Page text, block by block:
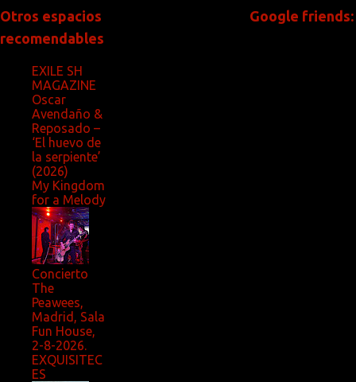
Otros espacios
recomendables
EXILE SH
MAGAZINE
Oscar
Avendaño &
Reposado –
‘El huevo de
la serpiente’
(2026)
My Kingdom
for a Melody
Concierto
The
Peawees,
Madrid, Sala
Fun House,
2-8-2026.
EXQUISITEC
ES
Google friends: